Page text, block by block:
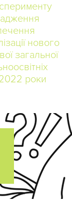
нового
загальної
роки